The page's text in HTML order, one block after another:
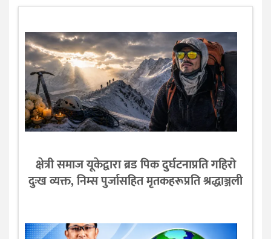
क्षेत्री समाज यूकेद्वारा ब्रड पिक दुर्घटनाप्रति गहिरो
दुःख व्यक्त, निम्स पुर्जासहित मृतकहरूप्रति श्रद्धाञ्जली